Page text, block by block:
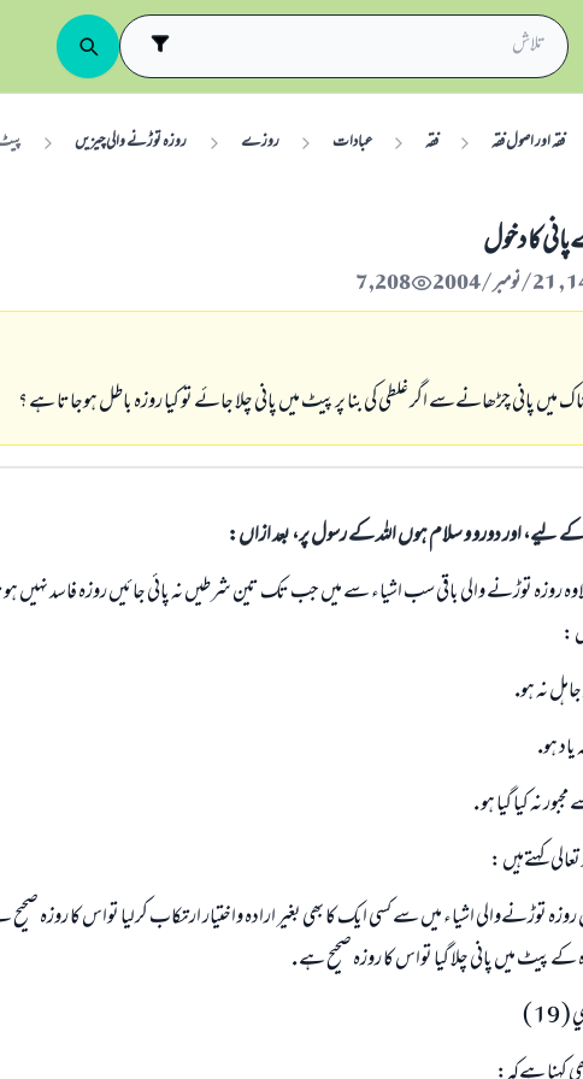
فقہ اور اصول فقہ فقہ عبادات روزے روزہ توڑنے والی چیزیں
كا دخول
7,208
ميں پاني چڑھانےسے اگر غلطي كي بنا پر پيٹ ميں پاني چلا جائے تو كيا روزہ باطل ہوجاتا ہے ؟
کے لیے، اور دورو و سلام ہوں اللہ کے رسول پر، بعد ازاں:
روزہ توڑنے والي باقي سب اشياء سے ميں جب تك تين شرطيں نہ پائي جائيں روزہ فاسد نہيں
:
نہ ہو.
ياد ہو.
نہ كيا گيا ہو .
كہتےہيں :
توڑنےوالي اشياء ميں سے كسي ايك كا بھي بغير ارادہ واختيار ارتكاب كرليا تواس كا روزہ
كے پيٹ ميں پاني چلا گيا تواس كا روزہ صحيح ہے .
)